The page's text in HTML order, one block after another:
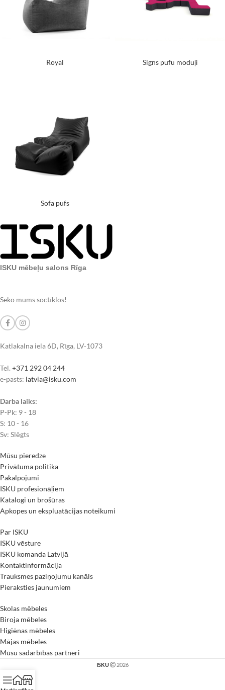
Royal Signs pufu moduļi
Sofa pufs
ISKU mēbeļu salons Rīga
Seko mums soctīklos!
Katlakalna iela 6D, Rīga, LV-1073
Tel. +371 292 04 244
e-pasts: latvia@isku.com
Darba laiks:
P-Pk: 9 - 18
S: 10 - 16
Sv: Slēgts
Mūsu pieredze
Privātuma politika
Pakalpojumi
ISKU profesionāļiem
Katalogi un brošūras
Apkopes un ekspluatācijas noteikumi
Par ISKU
ISKU vēsture
ISKU komanda Latvijā
Kontaktinformācija
Trauksmes paziņojumu kanāls
Pieraksties jaunumiem
Skolas mēbeles
Biroja mēbeles
Higiēnas mēbeles
Mājas mēbeles
Mūsu sadarbības partneri
ISKU 2026